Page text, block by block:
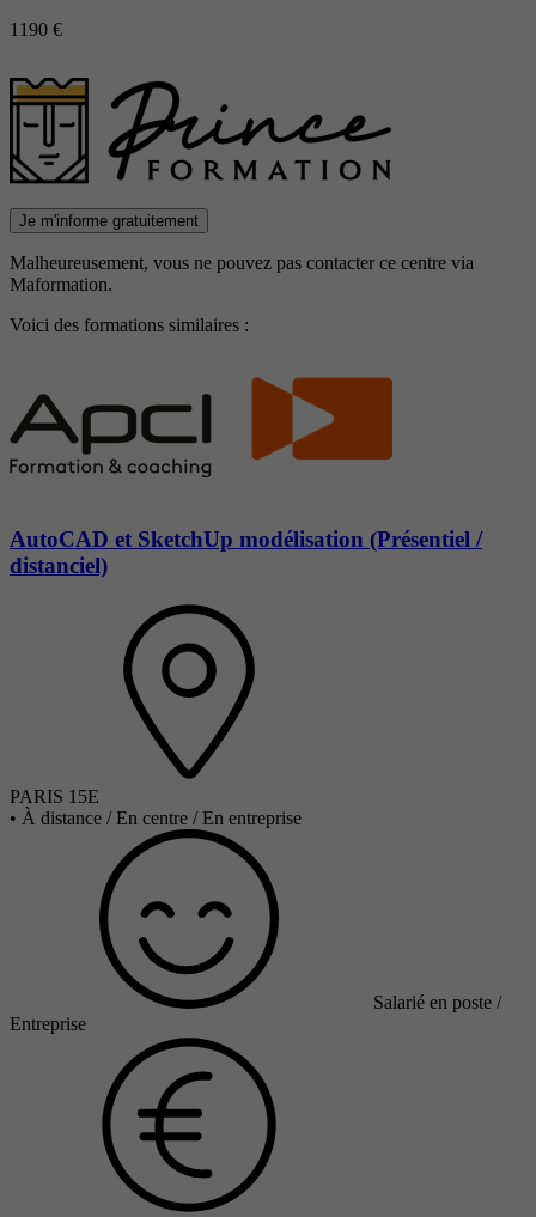
1190 €
Je m'informe gratuitement
Malheureusement, vous ne pouvez pas contacter ce centre via
Maformation.
Voici des formations similaires :
AutoCAD et SketchUp modélisation (Présentiel /
distanciel)
PARIS 15E
• À distance / En centre / En entreprise
Salarié en poste /
Entreprise